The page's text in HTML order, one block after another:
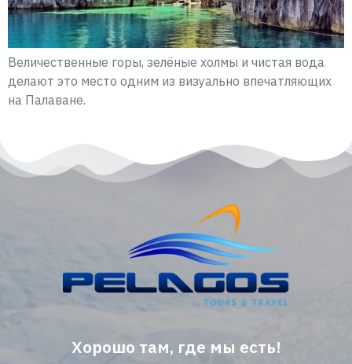
Величественные горы, зелёные холмы и чистая вода
делают это место одним из визуально впечатляющих
на Палаване.
Хорошо там, где мы есть!